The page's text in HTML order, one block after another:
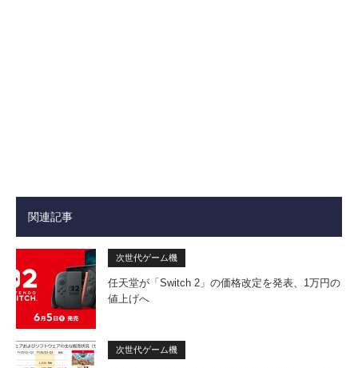
関連記事
次世代ゲーム機
任天堂が「Switch 2」の価格改定を発表、1万円の
値上げへ
次世代ゲーム機